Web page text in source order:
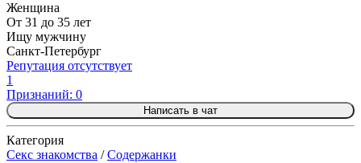
Женщина
От 31 до 35 лет
Ищу мужчину
Санкт-Петербург
Репутация отсутствует
1
Признаний: 0
Написать в чат
Категория
Секс знакомства /Содержанки